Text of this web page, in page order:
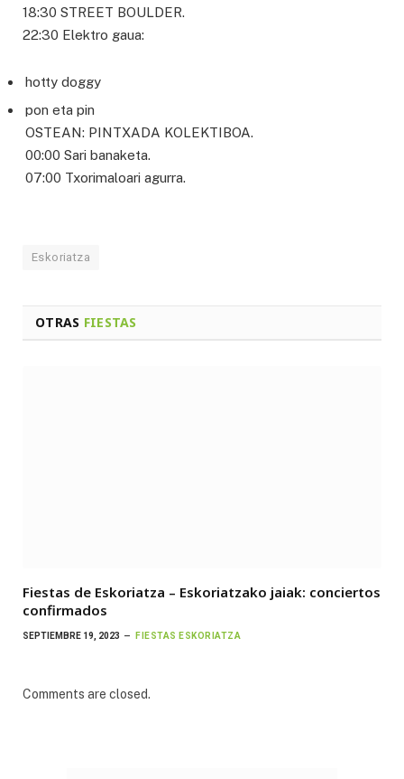
18:30 STREET BOULDER.
22:30 Elektro gaua:
hotty doggy
pon eta pin
OSTEAN: PINTXADA KOLEKTIBOA.
00:00 Sari banaketa.
07:00 Txorimaloari agurra.
Eskoriatza
OTRAS FIESTAS
Fiestas de Eskoriatza – Eskoriatzako jaiak: conciertos
confirmados
SEPTIEMBRE 19, 2023 FIESTAS ESKORIATZA
Comments are closed.